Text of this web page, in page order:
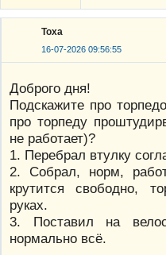
Тоха
16-07-2026 09:56:55
Доброго дня!
Подскажите про
про торпеду
не работает)?
1. Перебрал втулку
2. Собрал, норм,
крутится свободно,
руках.
3. Поставил на
нормально всё.